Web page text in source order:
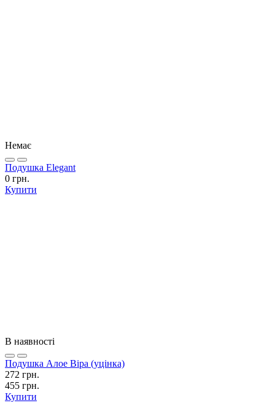
Немає
Подушка Elegant
0 грн.
Купити
В наявності
Подушка Алое Віра (уцінка)
272 грн.
455 грн.
Купити